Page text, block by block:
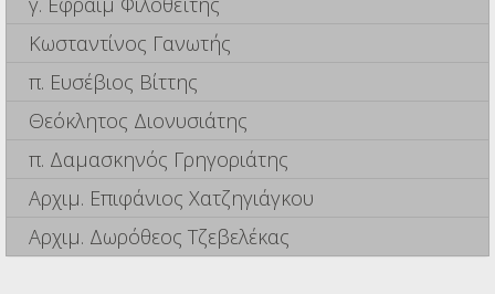
Κωσταντίνος Γανωτής
π. Ευσέβιος Βίττης
Θεόκλητος Διονυσιάτης
π. Δαμασκηνός Γρηγοριάτης
Αρχιμ. Επιφάνιος Χατζηγιάγκου
Αρχιμ. Δωρόθεος Τζεβελέκας